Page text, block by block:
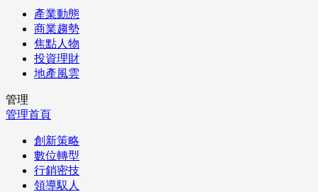
產業動態
商業趨勢
焦點人物
投資理財
地產風雲
管理
管理首頁
創新策略
數位轉型
行銷密技
領導馭人